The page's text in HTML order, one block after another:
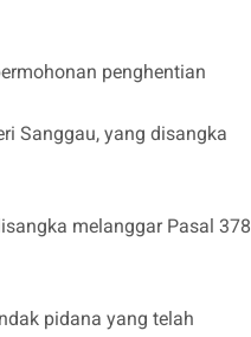
penghentian
Sanggau, yang disangka
melanggar Pasal 378
pidana yang telah